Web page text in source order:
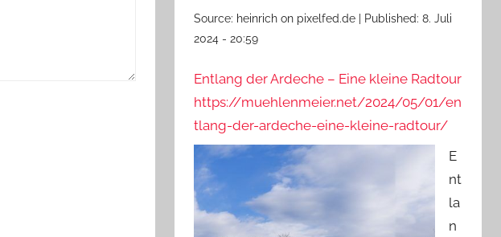
Source: heinrich on pixelfed.de | Published:8. Juli
2024 - 20:59
Entlang der Ardeche – Eine kleine Radtour
https://muehlenmeier.net/2024/05/01/en
tlang-der-ardeche-eine-kleine-radtour/
E
nt
la
n